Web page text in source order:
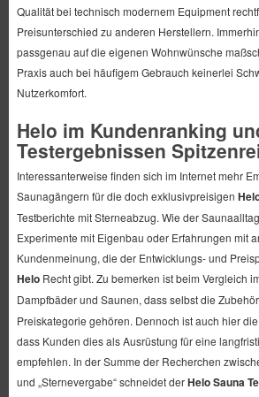
Qualität bei technisch modernem Equipment
Preisunterschied zu anderen Herstellern.
passgenau auf die eigenen Wohnwünsche
Praxis auch bei häufigem Gebrauch keinerlei
Nutzerkomfort.
Helo im Kundenranking
Testergebnissen
Interessanterweise finden sich im Internet mehr
Saunagängern für die doch exklusivpreisigen
Testberichte mit Sterneabzug. Wie der
Experimente mit Eigenbau oder Erfahrungen mit
Kundenmeinung, die der Entwicklungs- und
HeloRecht gibt. Zu bemerken ist beim Vergleich
Dampfbäder und Saunen, dass selbst die
Preiskategorie gehören. Dennoch ist auch hier
dass Kunden dies als Ausrüstung für eine
empfehlen. In der Summe der Recherchen
und „Sternevergabe“ schneidet derHelo Sauna